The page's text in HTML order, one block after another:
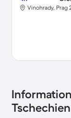
Vinohrady, Prag
Tschechien